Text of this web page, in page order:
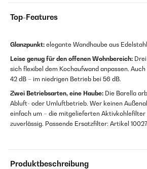
Top-Features
Glanzpunkt: elegante Wandhaube aus Edelstahl
Leise genug für den offenen Wohnbereich:
sich flexibel dem Kochaufwand anpassen.
42 dB – im niedrigen Betrieb bei 56 dB.
Zwei Betriebsarten, eine Haube: Die Barella
Abluft- oder Umluftbetrieb. Wer keinen
einfach um – die mitgelieferten Aktivkohlefilter
zuverlässig. Passende Ersatzfilter: Artikel
Produktbeschreibung